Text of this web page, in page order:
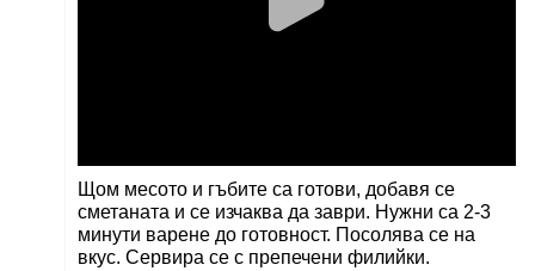
Щом месото и гъбите са готови, добавя се
сметаната и се изчаква да заври. Нужни са 2-3
минути варене до готовност. Посолява се на
вкус. Сервира се с препечени филийки.